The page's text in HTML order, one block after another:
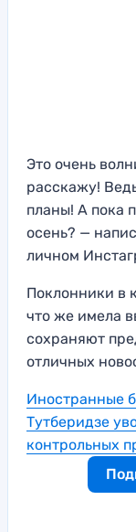
Это очень
расскажу!
планы! А пока
осень? —
личном
Поклонники в
что же имела
сохраняют
отличных
Иностранные
Тутберидзе
контрольных